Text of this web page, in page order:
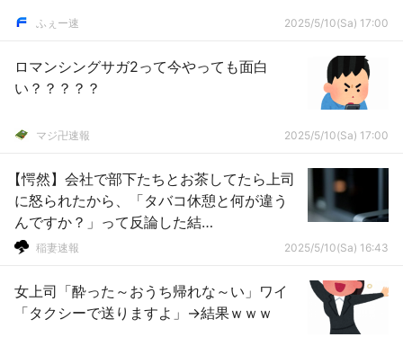
ふぇー速 2025/5/10(Sa) 17:00
ロマンシングサガ2って今やっても面白
い？？？？？
マジ卍速報 2025/5/10(Sa) 17:00
【愕然】会社で部下たちとお茶してたら上司
に怒られたから、「タバコ休憩と何が違う
んですか？」って反論した結
果･････････････････････
稲妻速報 2025/5/10(Sa) 16:43
女上司「酔った～おうち帰れな～い」ワイ
「タクシーで送りますよ」→結果ｗｗｗ